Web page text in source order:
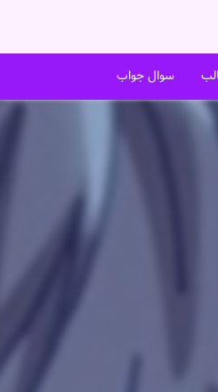
سوال جواب